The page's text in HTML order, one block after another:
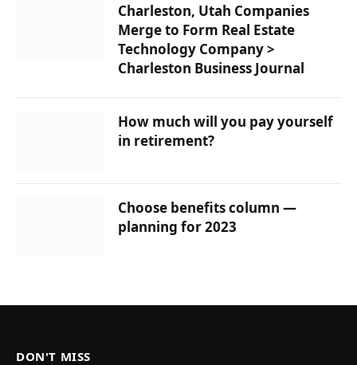
Charleston, Utah Companies
Merge to Form Real Estate
Technology Company >
Charleston Business Journal
How much will you pay yourself
in retirement?
Choose benefits column —
planning for 2023
DON'T MISS